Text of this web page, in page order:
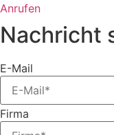
Anrufen
Nachricht
E-Mail
Firma